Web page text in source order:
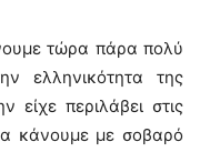
τώρα πάρα πολύ
ελληνικότητα της
είχε περιλάβει στις
κάνουμε με σοβαρό